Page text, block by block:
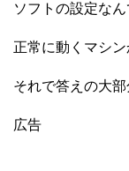
ソフトの設定な
正常に動くマシ
それで答えの大部
広告